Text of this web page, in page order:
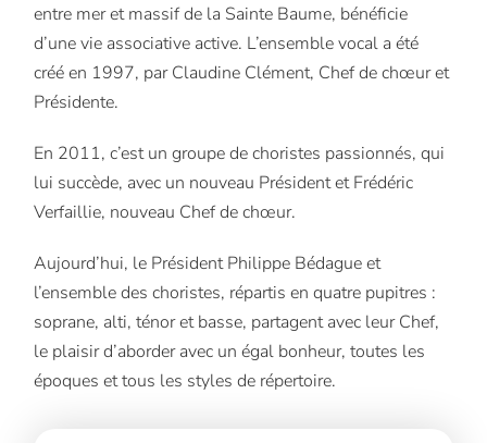
entre mer et massif de la Sainte Baume, bénéficie
d’une vie associative active. L’ensemble vocal a été
créé en 1997, par Claudine Clément, Chef de chœur et
Présidente.
En 2011, c’est un groupe de choristes passionnés, qui
lui succède, avec un nouveau Président et Frédéric
Verfaillie, nouveau Chef de chœur.
Aujourd’hui, le Président Philippe Bédague et
l’ensemble des choristes, répartis en quatre pupitres :
soprane, alti, ténor et basse, partagent avec leur Chef,
le plaisir d’aborder avec un égal bonheur, toutes les
époques et tous les styles de répertoire.